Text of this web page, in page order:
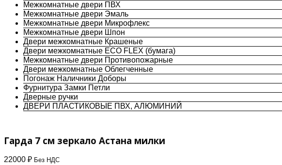
Межкомнатные двери ПВХ
Межкомнатные двери Эмаль
Межкомнатные двери Микрофлекс
Межкомнатные двери Шпон
Двери межкомнатные Крашеные
Двери межкомнатные ECO FLEX (бумага)
Межкомнатные двери Противопожарные
Двери межкомнатные Облегченные
Погонаж Наличники Доборы
Фурнитура Замки Петли
Дверные ручки
ДВЕРИ ПЛАСТИКОВЫЕ ПВХ, АЛЮМИНИЙ
Гарда 7 см зеркало Астана милки
22000 ₽ Без НДС